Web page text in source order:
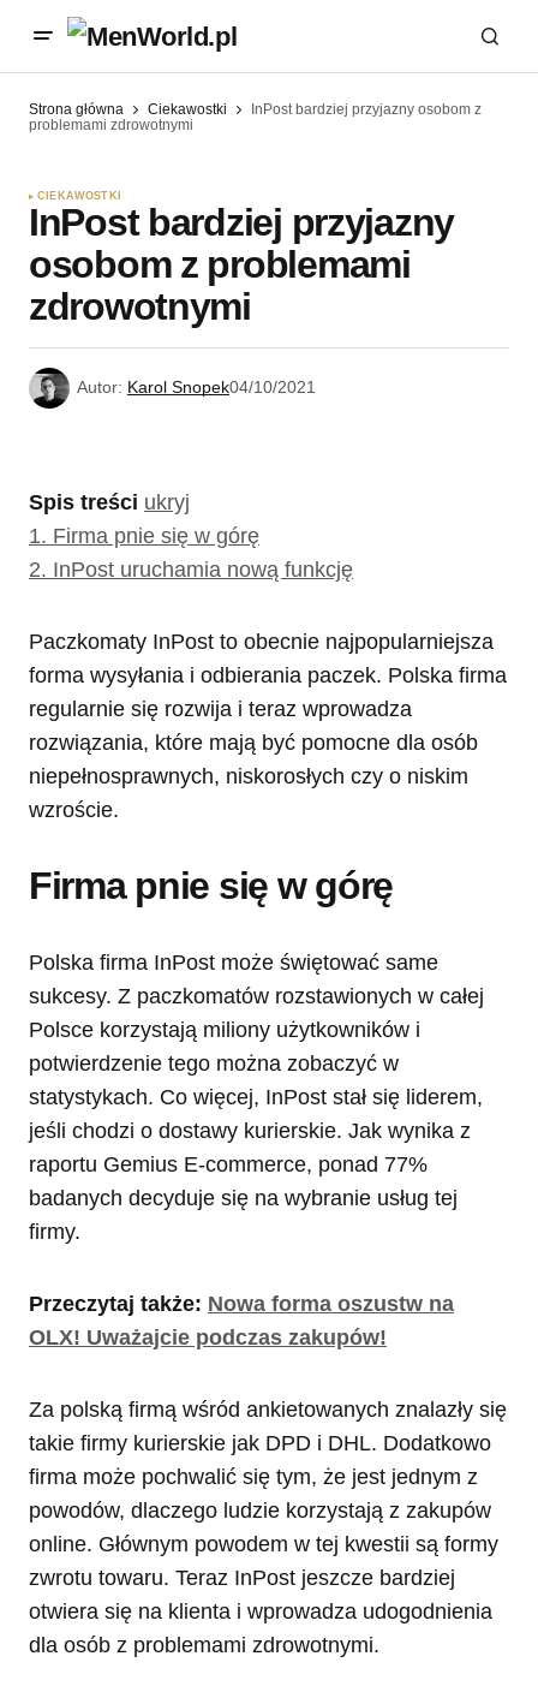
Strona główna Ciekawostki
InPost bardziej przyjazny osobom z
problemami zdrowotnymi
CIEKAWOSTKI
InPost bardziej przyjazny
osobom z problemami
zdrowotnymi
Autor: Karol Snopek04/10/2021
Spis treści ukryj
1. Firma pnie się w górę
2. InPost uruchamia nową funkcję
Paczkomaty InPost to obecnie najpopularniejsza
forma wysyłania i odbierania paczek. Polska firma
regularnie się rozwija i teraz wprowadza
rozwiązania, które mają być pomocne dla osób
niepełnosprawnych, niskorosłych czy o niskim
wzroście.
Firma pnie się w górę
Polska firma InPost może świętować same
sukcesy. Z paczkomatów rozstawionych w całej
Polsce korzystają miliony użytkowników i
potwierdzenie tego można zobaczyć w
statystykach. Co więcej, InPost stał się liderem,
jeśli chodzi o dostawy kurierskie. Jak wynika z
raportu Gemius E-commerce, ponad 77%
badanych decyduje się na wybranie usług tej
firmy.
Przeczytaj także: Nowa forma oszustw na
OLX! Uważajcie podczas zakupów!
Za polską firmą wśród ankietowanych znalazły się
takie firmy kurierskie jak DPD i DHL. Dodatkowo
firma może pochwalić się tym, że jest jednym z
powodów, dlaczego ludzie korzystają z zakupów
online. Głównym powodem w tej kwestii są formy
zwrotu towaru. Teraz InPost jeszcze bardziej
otwiera się na klienta i wprowadza udogodnienia
dla osób z problemami zdrowotnymi.